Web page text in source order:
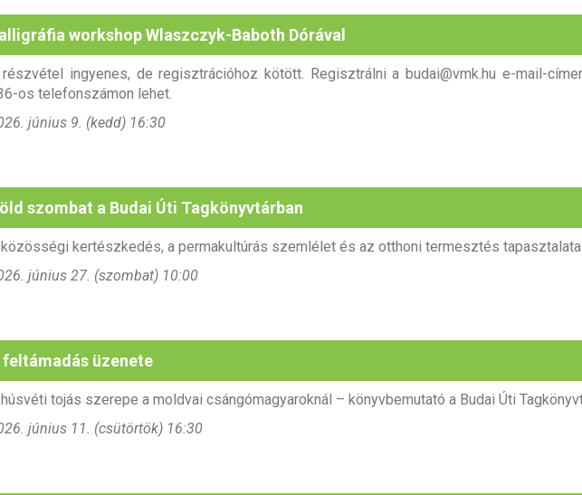
workshop Wlaszczyk-Baboth Dórával
ingyenes, de regisztrációhoz kötött. Regisztrálni a budai@vmk.hu e-mail-
os telefonszámon lehet.
június 9. (kedd) 16:30
szombat a Budai Úti Tagkönyvtárban
kertészkedés, a permakultúrás szemlélet és az otthoni termesztés
június 27. (szombat) 10:00
feltámadás üzenete
tojás szerepe a moldvai csángómagyaroknál – könyvbemutató a Budai Úti
június 11. (csütörtök) 16:30